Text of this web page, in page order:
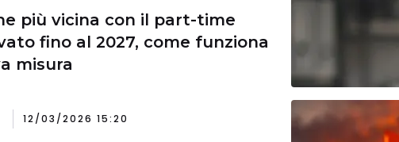
più vicina con il part-time
fino al 2027, come funziona
misura
12/03/2026 15:20